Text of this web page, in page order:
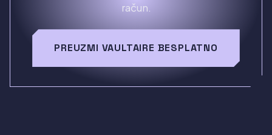
račun.
PREUZMI VAULTAIRE BESPLATNO